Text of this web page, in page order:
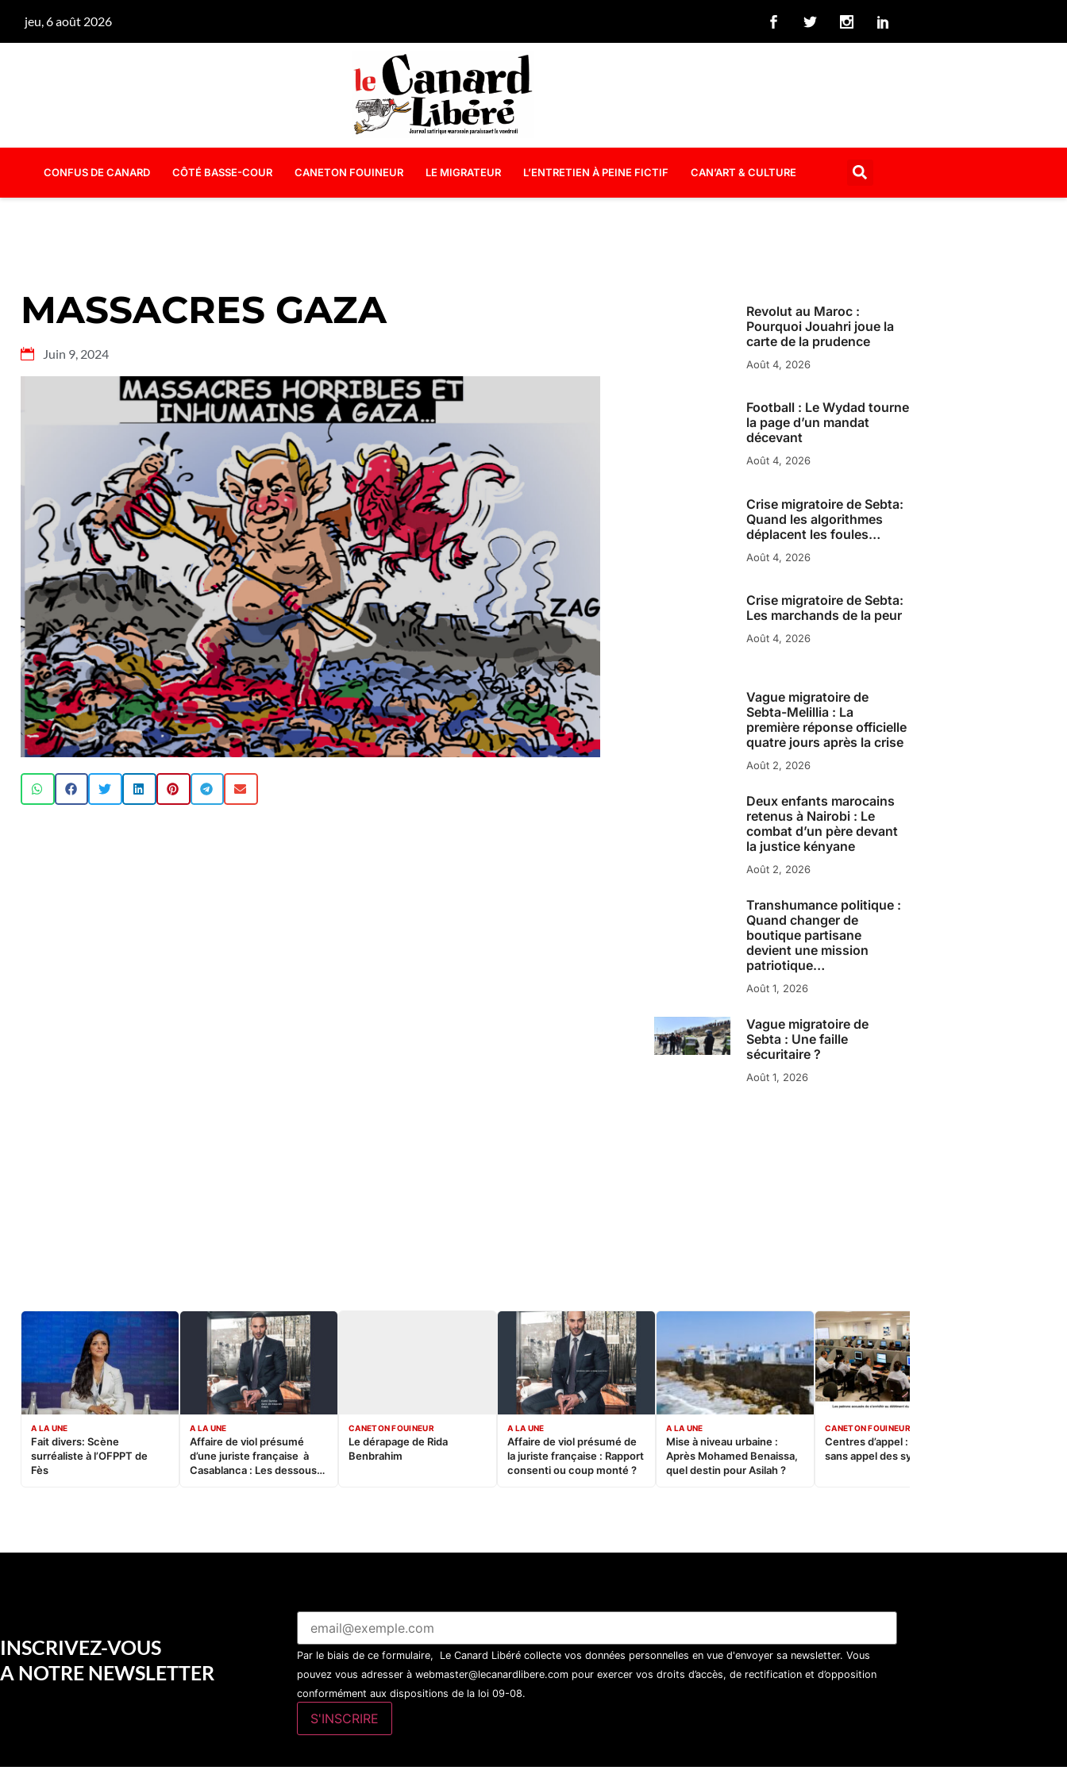
jeu, 6 août 2026
CONFUS DE CANARD CÔTÉ BASSE-COUR CANETON FOUINEUR LE MIGRATEUR L’ENTRETIEN À PEINE FICTIF CAN’ART & CULTURE
MASSACRES GAZA
Juin 9, 2024
Revolut au Maroc :
Pourquoi Jouahri joue la
carte de la prudence
Août 4, 2026
Football : Le Wydad tourne
la page d’un mandat
décevant
Août 4, 2026
Crise migratoire de Sebta:
Quand les algorithmes
déplacent les foules…
Août 4, 2026
Crise migratoire de Sebta:
Les marchands de la peur
Août 4, 2026
Vague migratoire de
Sebta-Melillia : La
première réponse officielle
quatre jours après la crise
Août 2, 2026
Deux enfants marocains
retenus à Nairobi : Le
combat d’un père devant
la justice kényane
Août 2, 2026
Transhumance politique :
Quand changer de
boutique partisane
devient une mission
patriotique…
Août 1, 2026
Vague migratoire de
Sebta : Une faille
sécuritaire ?
Août 1, 2026
A LA UNE
Fait divers: Scène
surréaliste à l’OFPPT de
Fès
A LA UNE
Affaire de viol présumé
d’une juriste française à
Casablanca : Les dessous
CANETON FOUINEUR
Le dérapage de Rida
Benbrahim
A LA UNE
Affaire de viol présumé de
la juriste française : Rapport
consenti ou coup monté ?
A LA UNE
Mise à niveau urbaine :
Après Mohamed Benaissa,
quel destin pour Asilah ?
CANETON FOUINEUR
Centres d’appel : Le constat
sans appel des syndicats
INSCRIVEZ-VOUS
A NOTRE NEWSLETTER
Par le biais de ce formulaire, Le Canard Libéré collecte vos données personnelles en vue d'envoyer sa newsletter. Vous
pouvez vous adresser à webmaster@lecanardlibere.com pour exercer vos droits d’accès, de rectification et d’opposition
conformément aux dispositions de la loi 09-08.